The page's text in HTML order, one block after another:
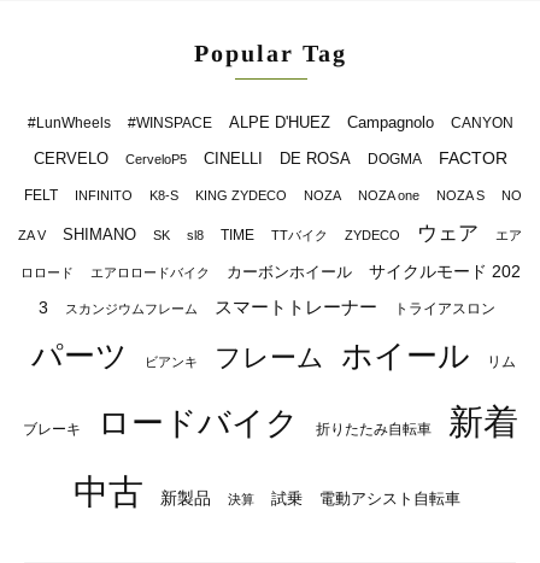
Popular Tag
#LunWheels #WINSPACE ALPE D'HUEZ Campagnolo CANYON
CERVELO CerveloP5 CINELLI DE ROSA DOGMA FACTOR
FELT INFINITO K8-S KING ZYDECO NOZA NOZA one NOZA S NO
ZA V SHIMANO SK sl8 TIME TTバイク ZYDECO ウェア エア
ロロード エアロロードバイク カーボンホイール
サイクルモード 202
3
スカンジウムフレーム スマートトレーナー トライアスロン
パーツ ビアンキ フレーム ホイール リム
ブレーキ ロードバイク 折りたたみ自転車
新着
中古
新製品 決算 試乗 電動アシスト自転車